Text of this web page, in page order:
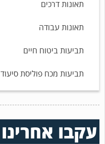
תאונות דרכים
תאונות עבודה
תביעות ביטוח חיים
תביעות מכח פוליסת סיעוד
עקבו אחרינו